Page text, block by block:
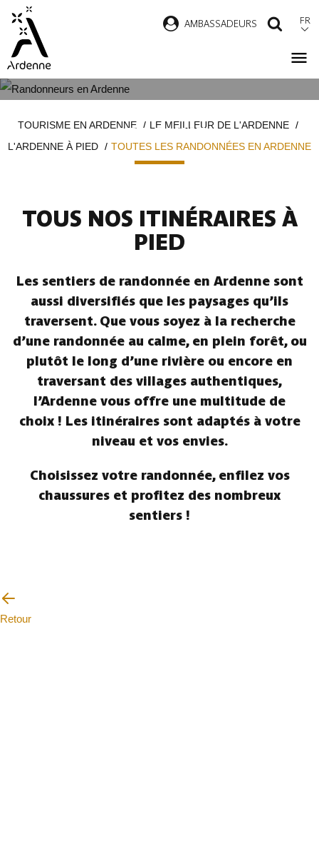
contenu
principal
AMBASSADEURS FR
ARDENNE
d'ArianeTOURISME EN ARDENNE
LE MEILLEUR DE L'ARDENNE
L'ARDENNE À PIED
TOUTES LES RANDONNÉES EN ARDENNE
TOUS NOS ITINÉRAIRES À
PIED
Les sentiers de randonnée en Ardenne sont
aussi diversifiés que les paysages qu’ils
traversent. Que vous soyez à la recherche
d’une randonnée au calme, en plein forêt, ou
plutôt le long d’une rivière ou encore en
traversant des villages authentiques,
l’Ardenne vous offre une multitude de
choix ! Les itinéraires sont adaptés à votre
niveau et vos envies.
Choisissez votre randonnée, enfilez vos
chaussures et profitez des nombreux
sentiers !
Retour